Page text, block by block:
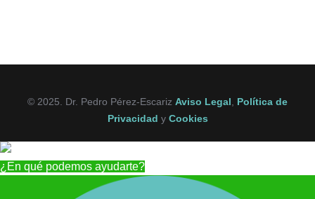
© 2025. Dr. Pedro Pérez-Escariz Aviso Legal
Política de
Privacidad y Cookies
¿En qué podemos ayudarte?